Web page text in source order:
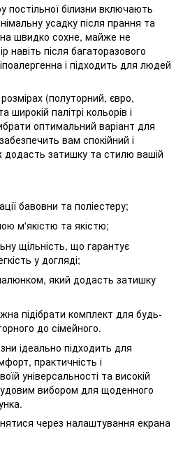
постільної білизни включають
усадку після прання та
швидко сохне, майже не
навіть після багаторазового
і підходить для людей
(полуторний, євро,
палітрі кольорів і
оптимальний варіант для
вам спокійний і
затишку та стилю вашій
бавовни та поліестеру;
м'якістю та якістю;
щільність, що гарантує
у догляді;
який додасть затишку
підібрати комплект для будь-
до сімейного.
ідеально підходить для
практичність і
універсальності та високій
вибором для щоденного
через налаштування екрана